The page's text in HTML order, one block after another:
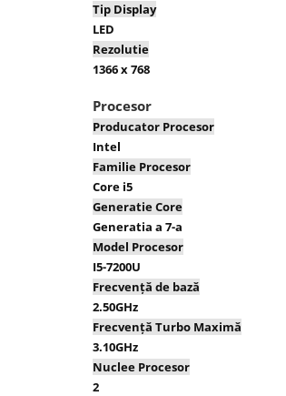
Imprimante si multifunctionale
Cartuse Imprimante & Copiatoare
Imprimante & multifunctionale
Accesorii monitoare
Adaptoare wireless
Clesti si patenti
Placi de retea
Routere Wireless
Supraveghere video
Tip Display
LED
Rezolutie
1366 x 768
Procesor
Producator Procesor
Intel
Familie Procesor
Core i5
Generatie Core
Generatia a 7-a
Model Procesor
I5-7200U
Frecvență de bază
2.50GHz
Frecvență Turbo Maximă
3.10GHz
Nuclee Procesor
2